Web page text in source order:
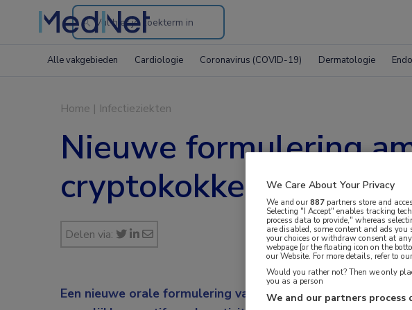
Search
the
Alle vakgebieden Cardiologie Coronavirus (COVID-19) Dermatologie
Home | Infectieziekten
Nieuwe formulering
cryptokokkenmeningitis
Delen via:
Een nieuwe orale formulering van amfotericine B in lipide
We Care About Your Privacy
We and our887 partners store and
Selecting "I Accept" enables tracking
process data to provide," whereas
are disabled, some content and ads
your choices or withdraw consent at
webpage [or the floating icon on the
our Website. For more details, refer to
Would you rather not? Then we only
you as a person
We and our partners process